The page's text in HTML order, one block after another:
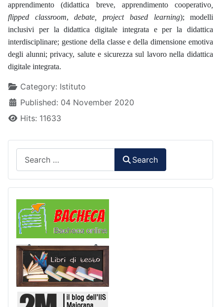
apprendimento (didattica breve, apprendimento cooperativo
flipped classroom, debate, project based learning); modelli
inclusivi per la didattica digitale integrata e per la didattica
interdisciplinare; gestione della classe e della dimensione emotiva
degli alunni; privacy, salute e sicurezza sul lavoro nella didattica
digitale integrata.
DetailsCategory: Istituto
Published: 04 November 2020
Hits: 11633
Search
Libri di Testo